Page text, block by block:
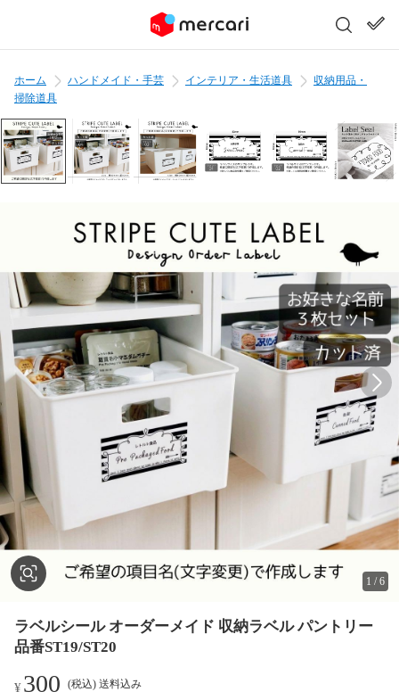
ホーム ハンドメイド・手芸 インテリア・生活道具
収納用品・
掃除道具
1 /6
ラベルシール オーダーメイド 収納ラベル パントリー
品番ST19/ST20
¥300 (税込) 送料込み